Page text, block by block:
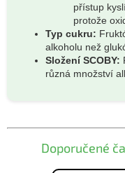
přístup
protože
Typ cukru:
alkoholu než
Složení SCOBY:
různá množství
Doporučené